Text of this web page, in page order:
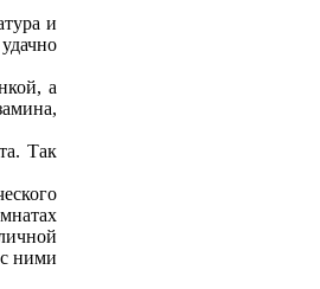
и
а
Так
ними